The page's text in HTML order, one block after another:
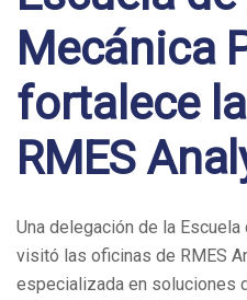
Mecánica
fortalece
RMES
Una delegación de la
visitó las oficinas de RMES
especializada en soluciones